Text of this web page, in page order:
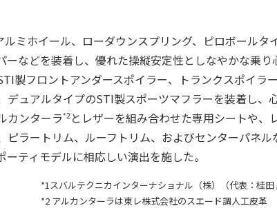
ミホイール、ローダウンスプリング、ピロボールタ
ーなどを装着し、優れた操縦安定性としなやかな乗
製フロントアンダースポイラー、トランクスポイラ
デュアルタイプのSTI製スポーツマフラーを装着し、
カンターラ*2 とレザーを組み合わせた専用シートや、
ピラートリム、ルーフトリム、およびセンターパネ
ティモデルに相応しい演出を施した。
*1スバルテクニカインターナショナル（株）（代表：桂田
*2 アルカンターラは東レ株式会社のスエード調人工皮革